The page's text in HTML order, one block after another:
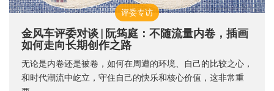
评委专访
金风车评委对谈 | 阮筠庭：不随流量内卷，插画
如何走向长期创作之路
无论是内卷还是被卷，如何在周遭的环境、自己的比较之心，
和时代潮流中屹立，守住自己的快乐和核心价值，这非常重